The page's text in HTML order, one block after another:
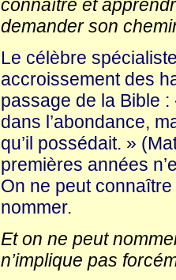
connaître et
demander son
Le célèbre
accroissement des
passage de la Bible
dans l’abondance,
qu’il possédait. »
premières années
On ne peut
nommer.
Et on ne peut
n’implique pas